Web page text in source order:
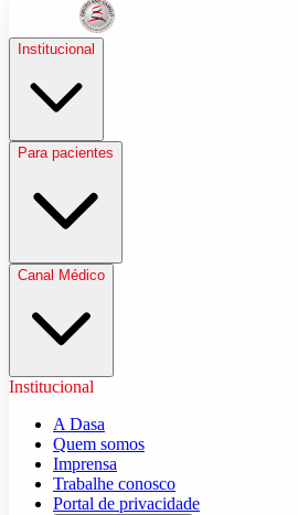
Institucional
Para pacientes
Canal Médico
Institucional
A Dasa
Quem somos
Imprensa
Trabalhe conosco
Portal de privacidade